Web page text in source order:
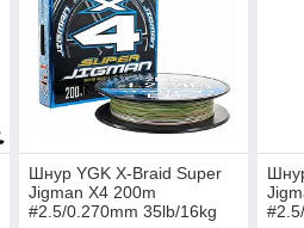
Шнур YGK X-Braid Super
Jigman X4 200m
#2.5/0.270mm 35lb/16kg